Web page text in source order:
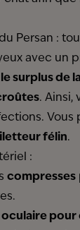
Persan :
avec un
surplus de
. Ainsi,
Vous
félin.
:
compresses
pour